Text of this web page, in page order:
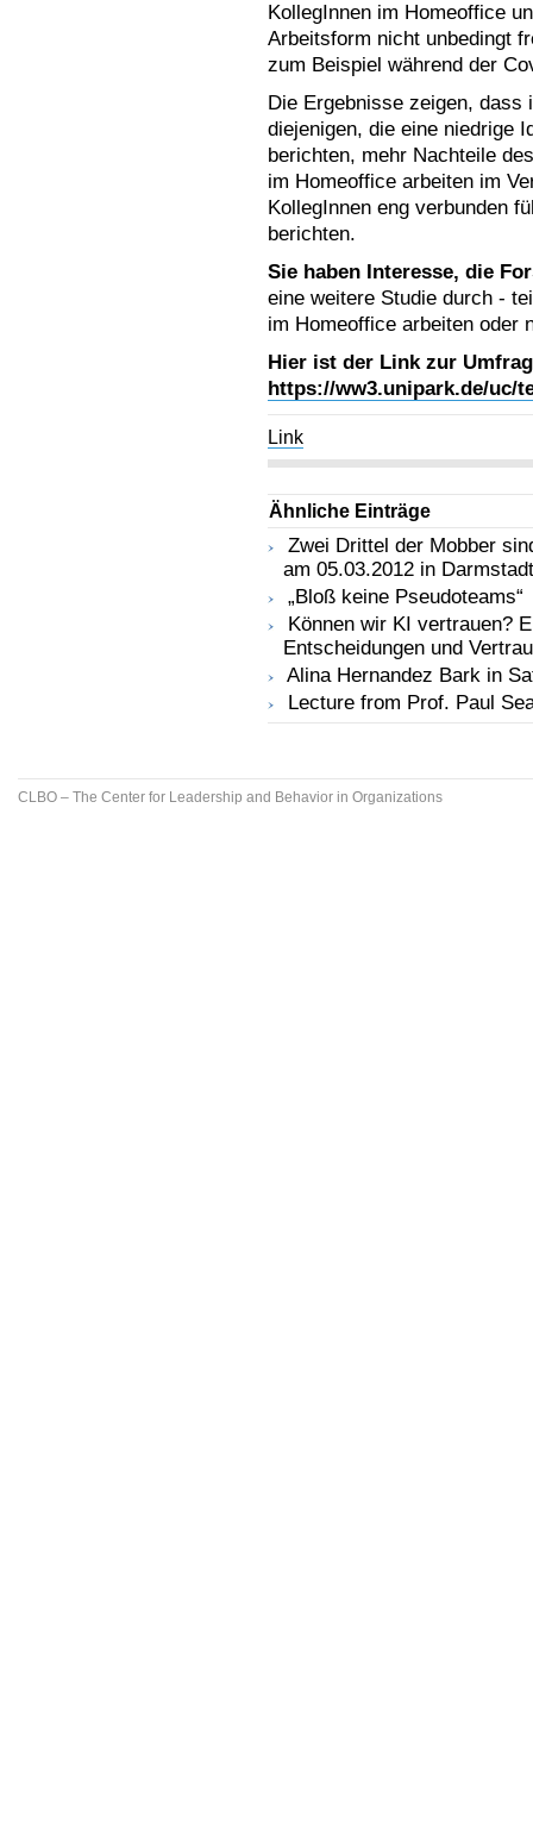
KollegInnen im Homeoffice
Arbeitsform nicht unbedingt
zum Beispiel während der
Die Ergebnisse zeigen, dass
diejenigen, die eine niedrige
berichten, mehr Nachteile
im Homeoffice arbeiten im
KollegInnen eng verbunden
berichten.
Sie haben Interesse, die
eine weitere Studie durch -
im Homeoffice arbeiten oder
Hier ist der Link zur
https://ww3.unipark.de/uc/
Link
Ähnliche Einträge
Zwei Drittel der Mobber
am 05.03.2012 in Darmstadt
„Bloß keine Pseudoteams“
Können wir KI vertrauen?
Entscheidungen und
Alina Hernandez Bark in
Lecture from Prof. Paul
CLBO – The Center for Leadership and Behavior in Organizations